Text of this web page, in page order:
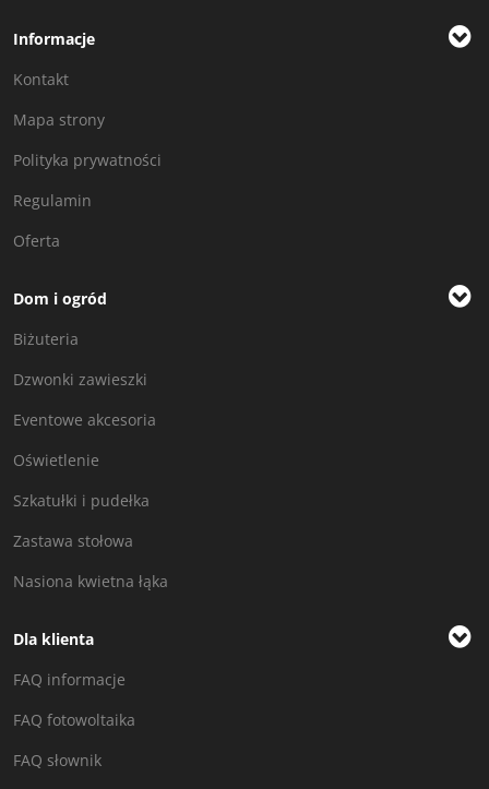
Informacje
Kontakt
Mapa strony
Polityka prywatności
Regulamin
Oferta
Dom i ogród
Biżuteria
Dzwonki zawieszki
Eventowe akcesoria
Oświetlenie
Szkatułki i pudełka
Zastawa stołowa
Nasiona kwietna łąka
Dla klienta
FAQ informacje
FAQ fotowoltaika
FAQ słownik